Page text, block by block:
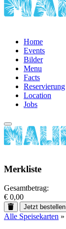
Home
Events
Bilder
Menu
Facts
Reservierung
Location
Jobs
Merkliste
Gesamtbetrag:
€ 0,00
Jetzt bestellen
Alle Speisekarten »